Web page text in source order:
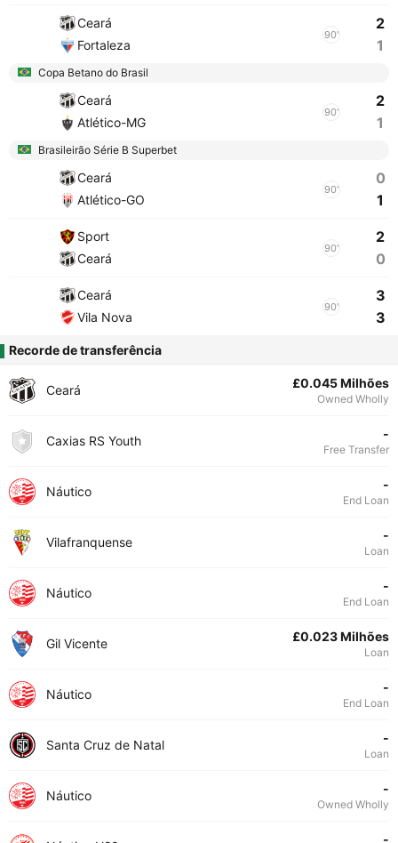
Ceará
Fortaleza
90'
2
1
Copa Betano do Brasil
Ceará
Atlético-MG
90'
2
1
Brasileirão Série B Superbet
Ceará
Atlético-GO
90'
0
1
Sport
Ceará
90'
2
0
Ceará
Vila Nova
90'
3
3
Recorde de transferência
Ceará £0.045 Milhões
Owned Wholly
Caxias RS Youth -
Free Transfer
Náutico -
End Loan
Vilafranquense -
Loan
Náutico -
End Loan
Gil Vicente £0.023 Milhões
Loan
Náutico -
End Loan
Santa Cruz de Natal -
Loan
Náutico -
Owned Wholly
-